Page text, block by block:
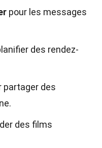
pour les messages
des rendez-
partager des
des films